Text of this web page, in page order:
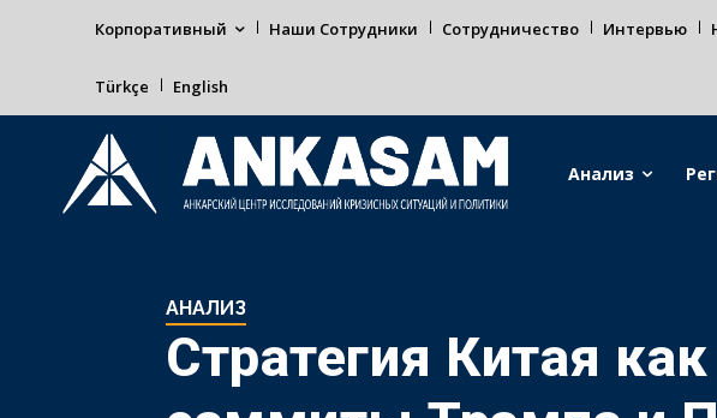
Корпоративный Наши Сотрудники Сотрудничество Интервью
Türkçe English
Анализ
АНАЛИЗ
Стратегия Китая